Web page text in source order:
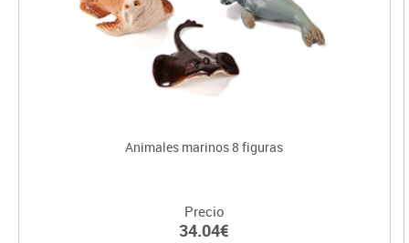
Animales marinos 8 figuras
Precio
34.04€